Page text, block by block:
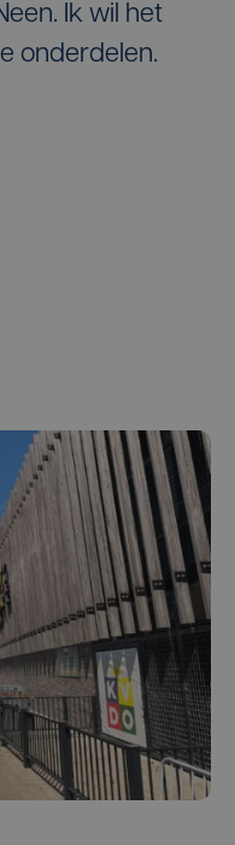
Ik wil het
onderdelen.